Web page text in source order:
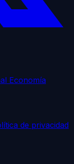
Economía
de privacidad